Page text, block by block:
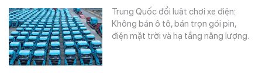
Trung Quốc đổi luật chơi xe điện:
Không bán ô tô, bán trọn gói pin,
điện mặt trời và hạ tầng năng lượng.